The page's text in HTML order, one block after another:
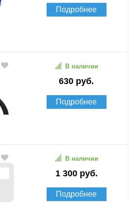
Подробнее
630 руб.
В наличии
Подробнее
1 300 руб.
В наличии
Подробнее